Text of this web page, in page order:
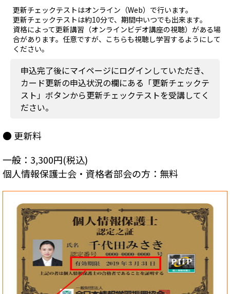
更新チェックテストはオンライン（Web）で行います。
更新チェックテストは約10分で、期間中いつでも出来ます。
資格によって更新講習（オンラインビデオ講座の視聴）がある場
合があります。任意ですが、こちらも視聴し学習するようにして
ください。
申込完了後にマイページにログインしていただき、
カード更新の申込状況の欄にある「更新チェックテ
スト」ボタンから更新チェックテストを受講してく
ださい。
● 更新料
一般：3,300円(税込)
個人情報保護士会・資格者部会の方： 無料